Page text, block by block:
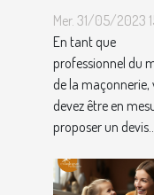
d’une
: Comment
établir le
devis
artisan
maçon ?
Mer. 31/05/2023
En tant que
professionnel du
de la maçonnerie,
devez être en
proposer un